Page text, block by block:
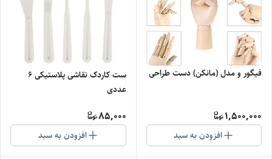
فیگور و مدل (مانکن) دست طراحی
1,500,000
افزودن به سبد
ست کاردک نقاشی پلاستیکی 6
عددی
85,000
افزودن به سبد